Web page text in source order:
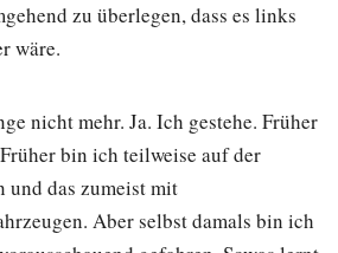
zu überlegen, dass es links
wäre.
nicht mehr. Ja. Ich gestehe. Früher
bin ich teilweise auf der
und das zumeist mit
Aber selbst damals bin ich